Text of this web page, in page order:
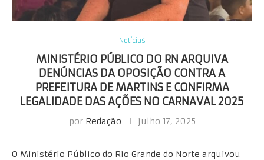
Notícias
MINISTÉRIO PÚBLICO DO RN ARQUIVA
DENÚNCIAS DA OPOSIÇÃO CONTRA A
PREFEITURA DE MARTINS E CONFIRMA
LEGALIDADE DAS AÇÕES NO CARNAVAL 2025
por Redação julho 17, 2025
O Ministério Público do Rio Grande do Norte arquivou